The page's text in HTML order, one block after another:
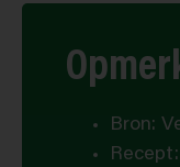
Bron: